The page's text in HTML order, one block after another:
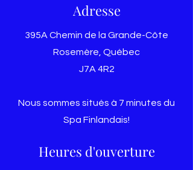
Adresse
395A Chemin de la Grande-Côte
Rosemère, Québec
J7A 4R2
Nous sommes situés à 7 minutes du
Spa Finlandais!
Heures d'ouverture